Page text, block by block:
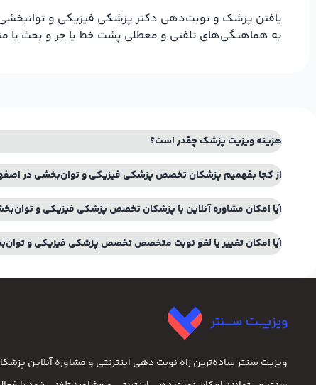
یافتن پزشک و نوبت‌دهی دکتر پزشکی فیزیکی و توانبخشی
به هماهنگی‌های تلفنی و معطلی پشت خط یا جر و بحث با
هزینه ویزیت پزشک چقدر است؟
از کجا بفهمیم پزشکان تخصص پزشکی فیزیکی و توان‌بخشی در
آیا امکان مشاوره آنلاین با پزشکان تخصص پزشکی فیزیکی و
آیا امکان تغییر یا لغو نوبت متخصص تخصص پزشکی فیزیکی و
ویزیت سنتر ساده‌ترین راه نوبت‌ دهی اینترنتی و مشاوره آنلاین